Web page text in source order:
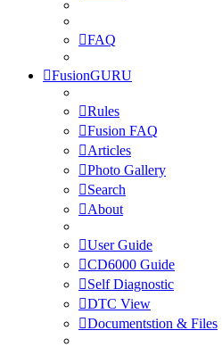
FAQ
FusionGURU
Rules
Fusion FAQ
Articles
Photo Gallery
Search
About
User Guide
CD6000 Guide
Self Diagnostic
DTC View
Documentstion & Files